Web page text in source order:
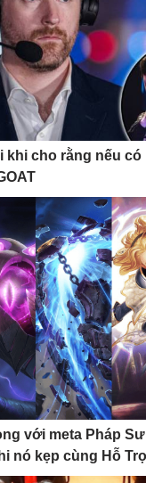
khi cho rằng nếu có
với meta Pháp
nó kẹp cùng Hỗ